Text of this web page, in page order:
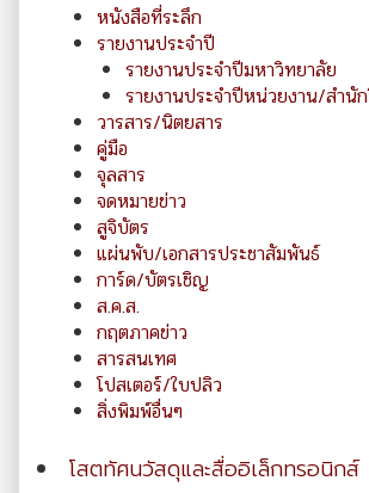
หนังสือที่ระลึก
รายงานประจำปี
รายงานประจำปีมหาวิทยาลัย
รายงานประจำปีหน่วยงาน/สำนั
วารสาร/นิตยสาร
คู่มือ
จุลสาร
จดหมายข่าว
สูจิบัตร
แผ่นพับ/เอกสารประชาสัมพันธ์
การ์ด/บัตรเชิญ
ส.ค.ส.
กฤตภาคข่าว
สารสนเทศ
โปสเตอร์/ใบปลิว
สิ่งพิมพ์อื่นๆ
โสตทัศนวัสดุและสื่ออิเล็กทรอนิกส์